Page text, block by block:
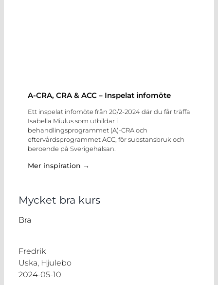
A-CRA, CRA & ACC – Inspelat infomöte
Ett inspelat infomöte från 20/2-2024 där du får träffa
Isabella Miulus som utbildar i
behandlingsprogrammet (A)-CRA och
eftervårdsprogrammet ACC, för substansbruk och
beroende på Sverigehälsan.
Mer inspiration →
Mycket bra kurs
Bra
Fredrik
Uska, Hjulebo
2024-05-10